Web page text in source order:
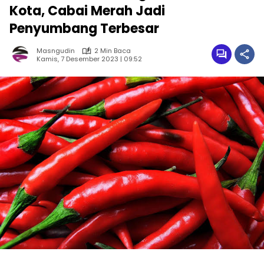
Kota, Cabai Merah Jadi
Penyumbang Terbesar
Masngudin
2 Min Baca
Kamis, 7 Desember 2023 | 09:52